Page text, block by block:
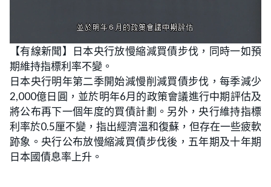
n
m
t
e
o
a
d
:
9
2
.
3
1
%
【有線新聞】日本央行放慢縮減買債步伐，同時一如預
期維持指標利率不變。
日本央行明年第二季開始減慢削減買債步伐，每季減少
2,000億日圓，並於明年6月的政策會議進行中期評估及
將公布再下一個年度的買債計劃。另外，央行維持指標
利率於0.5厘不變，指出經濟溫和復蘇，但存在一些疲軟
跡象。央行公布放慢縮減買債步伐後，五年期及十年期
日本國債息率上升。